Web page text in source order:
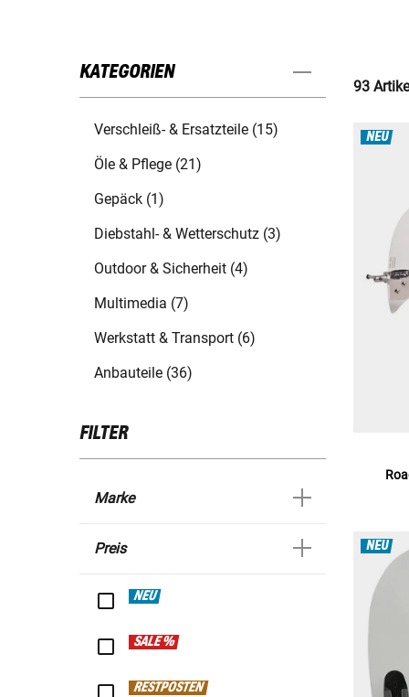
KATEGORIEN
Verschleiß- & Ersatzteile (15)
Öle & Pflege (21)
Gepäck (1)
Diebstahl- & Wetterschutz (3)
Outdoor & Sicherheit (4)
Multimedia (7)
Werkstatt & Transport (6)
Anbauteile (36)
FILTER
Marke
Preis
NEU
SALE %
RESTPOSTEN
93
NEU
NEU